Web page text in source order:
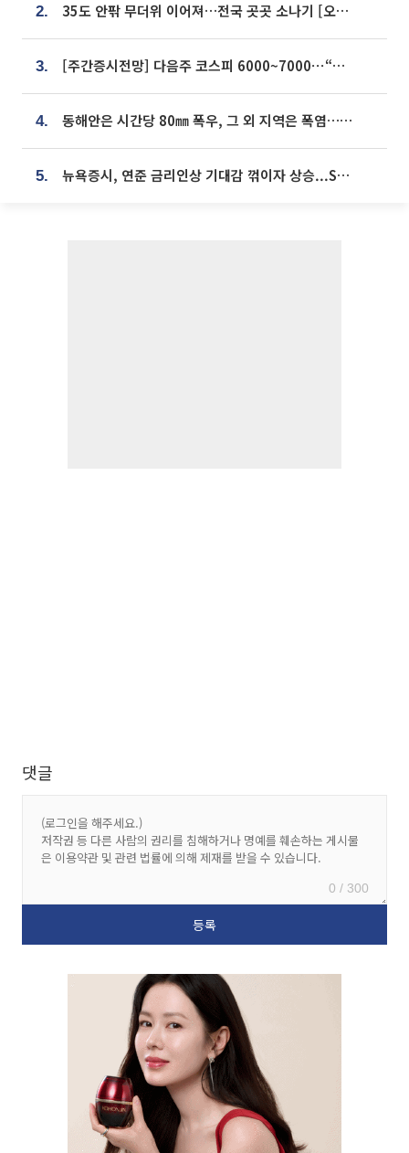
2. 35도 안팎 무더위 이어져…전국 곳곳 소나기 [오늘 날씨]
3. [주간증시전망] 다음주 코스피 6000~7000⋯“外人 수급은 정책이 변수”
4. 동해안은 시간당 80㎜ 폭우, 그 외 지역은 폭염…‘극과 극 날씨’
5. 뉴욕증시, 연준 금리인상 기대감 꺾이자 상승...S&P500 사상 최고치 [종합]
댓글
0 / 300